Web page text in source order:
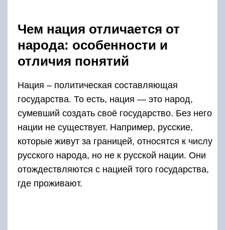
Чем нация отличается от
народа: особенности и
отличия понятий
Нация – политическая составляющая
государства. То есть, нация — это народ,
сумевший создать своё государство. Без него
нации не существует. Например, русские,
которые живут за границей, относятся к числу
русского народа, но не к русской нации. Они
отождествляются с нацией того государства,
где проживают.